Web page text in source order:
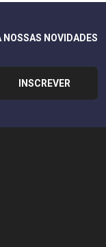
NOSSAS NOVIDADES